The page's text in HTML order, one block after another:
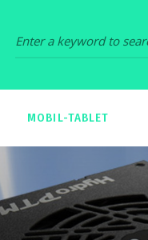
MOBIL-TABLET